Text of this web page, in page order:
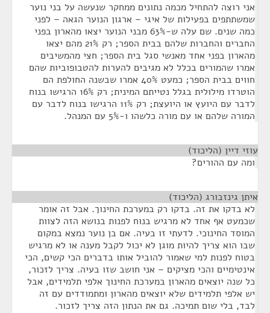
אני רוצה להתחיל מכמה נתונים ממחקר שנעשה על בני נוער
שמשתתפים בפעילות של איגי – ארגון הנוער הגאה – לפני
כמה שנים. שם עלה ש-63% מבני הנוער יצאו מהארון בפני
החברים והחברות שלהם בבית הספר; רק 21% מהם יצאו
מהארון בפני אחד מאנשי סגל בית הספר; חצי מהמשיבים
אמרו שהמורים בכלל לא מגיבים להערות להטבופוביות שהם
חווים בבית הספר; כמעט 40% אמרו שבשנה החולפת הם
הוטרדו מילולית בגלל נטייתם המינית; רק 16% הרגישו בנוח
לדבר עם היועץ או היועצת; רק 11% הרגישו בנוח לדבר עם
המורה שלהם או עם מורה כלשהו ו-5% עם המנהל.
עוזי דיין (הליכוד)
ומה עם ההורים?
איתן גינזבורג (הליכוד)
לא בדקו את זה. בדקו רק במערכת החינוך. אבל זה אומר
שכמעט אף אחד לא מרגיש בנוח לפנות בנושא הזה לצוות
המוסד החינוכי. לדעתי זו בעיה. אם בן נוער נמצא במקום
שבו הוא צריך להיות מוגן לא יכול לקבל מענה או לא מרגיש
בטוח לפנות למי שאמור להוביל אותו בדברים הכי קשים, הכי
אינטימיים והכי מציקים – אני חושב שזו בעיה. צריך לזכור,
כל שנה יוצאים מהארון במערכת החינוך אלפי תלמידים, אבל
יש אלפי תלמידים שלא יוצאים מהארון ומתמודדים עם זה
לבד, בלי שום תמיכה. גם את הנתון הזה צריך לזכור.